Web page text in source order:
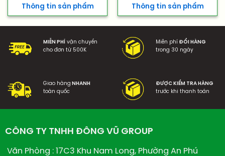
Thông tin sản phẩm
Không
Thông tin sản phẩm
MIỄN PHÍ vận chuyển
cho đơn từ 500K
Miễn phí ĐỔI HÀNG
trong 30 ngày
Giao hàng NHANH
toàn quốc
ĐƯỢC KIỂM TRA HÀNG
trước khi thanh toán
CÔNG TY TNHH ĐÔNG VŨ GROUP
Văn Phòng : 17C3 Khu Nam Long, Phường An Phú